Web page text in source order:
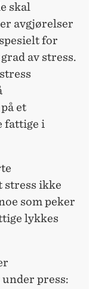
skal
avgjørelser
for
av stress.
et
fattige i
stress ikke
som peker
lykkes
press: